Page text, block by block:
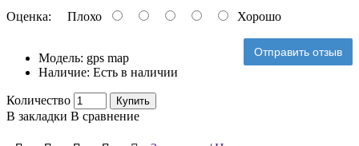
Оценка: Плохо Хорошо
Отправить отзыв
Модель: gps map
Наличие: Есть в наличии
Количество Купить
В закладки В сравнение